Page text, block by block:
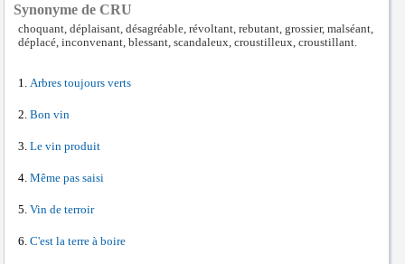
Synonyme de CRU
choquant, déplaisant, désagréable, révoltant, rebutant, grossier, malséant,
déplacé, inconvenant, blessant, scandaleux, croustilleux, croustillant.
Arbres toujours verts
Bon vin
Le vin produit
Même pas saisi
Vin de terroir
C'est la terre à boire